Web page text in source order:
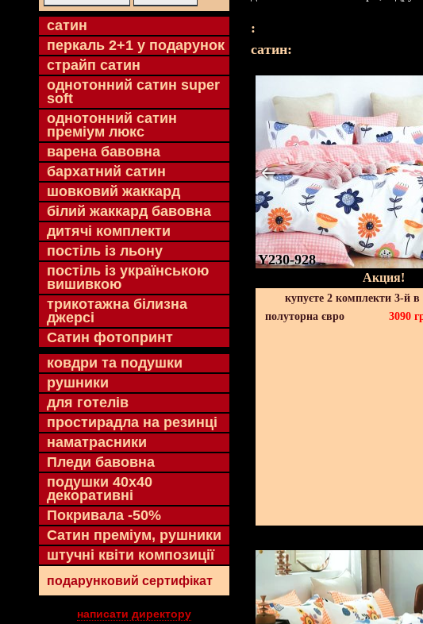
cатин
перкаль 2+1 у подарунок
страйп сатин
однотонний сатин super
soft
однотонний сатин
преміум люкс
варена бавовна
бархатний сатин
шовковий жаккард
білий жаккард бавовна
дитячі комплекти
постіль із льону
постіль із українською
вишивкою
трикотажна білизна
джерсі
Сатин фотопринт
ковдри та подушки
рушники
для готелів
простирадла на резинці
наматрасники
Пледи бавовна
подушки 40х40
декоративні
Покривала -50%
Сатин преміум, рушники
штучні квіти композиції
подарунковий сертифікат
написати директору
:
cатин:
Y230-928
Акция!
купуєте 2 комплекти 3-й в
полуторна євро
3090